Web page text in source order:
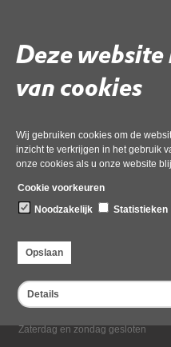
Deze
van cookies
Wij gebruiken cookies om de
inzicht te verkrijgen in het gebruik
onze cookies als u onze website
Cookie voorkeuren
Noodzakelijk
Statistieken
Opslaan
Details
Bezoekadres
Dampten 2, 1624 NR Hoorn
Postbus 2095, 1620 EB Hoorn
Openingstijden kantoor
Maandag tot en met vrijdag*
van 08:00 tot 16:30
Zaterdag en zondag gesloten